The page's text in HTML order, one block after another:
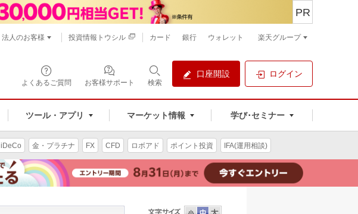
よくあるご質問 お客様サポート 検索
口座開設 ログイン
ツール・アプリ マーケット情報 学び･セミナー
PR
法人のお客様 投資情報トウシル カード 銀行 ウォレット 楽天グループ
iDeCo 金・プラチナ FX CFD ロボアド ポイント投資 IFA(運用相談)